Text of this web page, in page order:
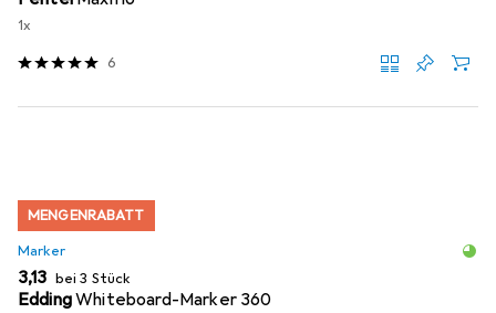
1x
6
MENGENRABATT
Marker
EUR
3,13 bei 3 Stück
EddingWhiteboard-Marker 360